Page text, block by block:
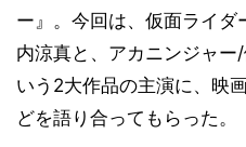
ー』。今回は、仮面ライ
内涼真と、アカニンジャー
いう2大作品の主演に、映
どを語り合ってもらった。